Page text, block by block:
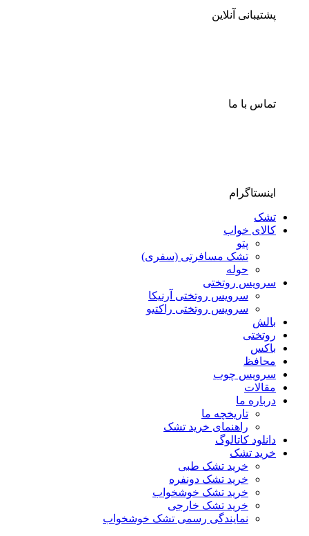
پشتیبانی آنلاین
تماس با ما
اینستاگرام
تشک
کالای خواب
پتو
تشک مسافرتی (سفری)
حوله
سرویس روتختی
سرویس روتختی آرنیکا
سرویس روتختی راکتیو
بالش
روتختی
باکس
محافظ
سرویس چوب
مقالات
درباره ما
تاریخچه ما
راهنمای خرید تشک
دانلود کاتالوگ
خرید تشک
خرید تشک طبی
خرید تشک دونفره
خرید تشک خوشخواب
خرید تشک خارجی
نمایندگی رسمی تشک خوشخواب